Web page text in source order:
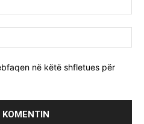
në këtë shfletues për